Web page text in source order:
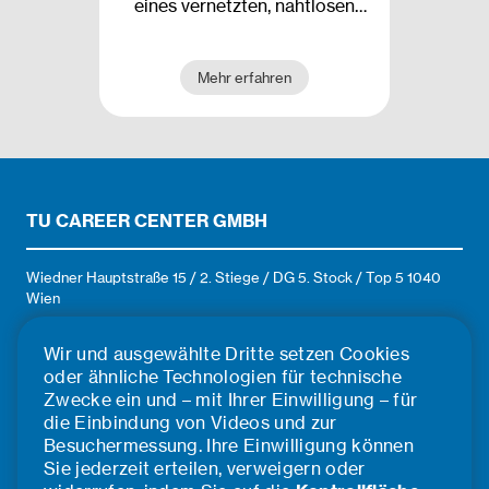
eines vernetzten, nahtlosen
Mitarbeiter:innen in über 50
Ländern ist das Unternehmen
global aufgestellt, doch unser
ist, mit mehr als 60 Jahren
Hitachi im Bereich der
Digitalisierung von
Eisenbahnen. Mit mehr als 180
elektronischen Stellwerken im
Feld sind rund 50% des
Eisenbahnnetzes mit
Technologie von Hitachi
ausgestattet. Unsere
Signaltechniklösungen tragen
aktiv zu einer 95,5
prozentigen Pünktlichkeit von
Mehr erfahren
TU CAREER CENTER GMBH
Wiedner Hauptstraße 15 / 2. Stiege / DG 5. Stock / Top 5 1040
Wien
E-Mail: office@tucareer.com
ÜBER UNS
Team
Wir und ausgewählte Dritte setzen Cookies
oder ähnliche Technologien für technische
Zwecke ein und – mit Ihrer Einwilligung – für
die Einbindung von Videos und zur
Besuchermessung. Ihre Einwilligung können
Sie jederzeit erteilen, verweigern oder